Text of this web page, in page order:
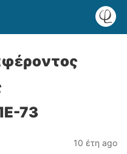
73
10 έτη ago